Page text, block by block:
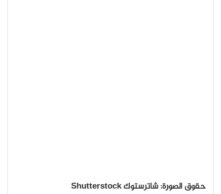
حقوق الصورة: شاترستوك Shutterstock